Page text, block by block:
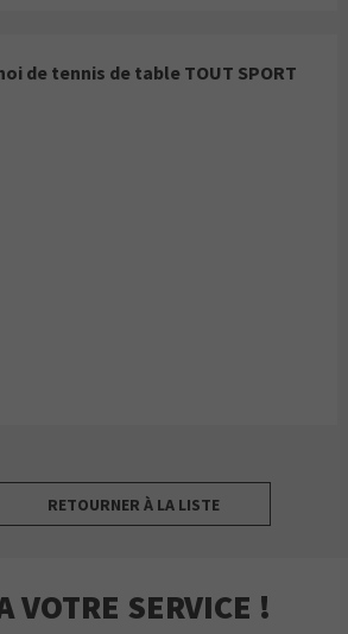
de tennis de table TOUT SPORT
RETOURNER À LA LISTE
VOTRE SERVICE !